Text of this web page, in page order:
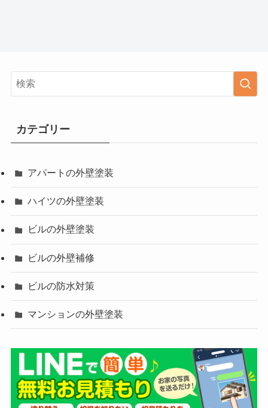
カテゴリー
アパートの外壁塗装
ハイツの外壁塗装
ビルの外壁塗装
ビルの外壁補修
ビルの防水対策
マンションの外壁塗装